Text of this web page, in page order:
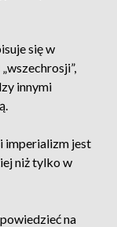
się w
innymi
imperializm jest
niż tylko w
na